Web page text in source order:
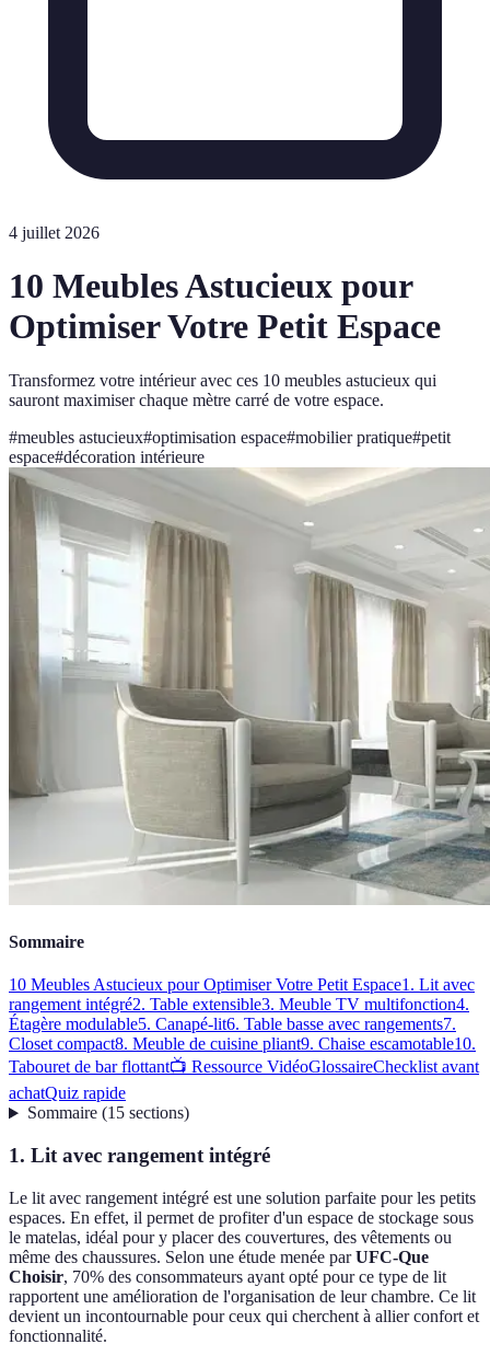
4 juillet 2026
10 Meubles Astucieux pour
Optimiser Votre Petit Espace
Transformez votre intérieur avec ces 10 meubles astucieux qui
sauront maximiser chaque mètre carré de votre espace.
#meubles astucieux#optimisation espace#mobilier pratique#petit
espace#décoration intérieure
Sommaire
10 Meubles Astucieux pour Optimiser Votre Petit Espace1. Lit avec
rangement intégré2. Table extensible3. Meuble TV multifonction4.
Étagère modulable5. Canapé-lit6. Table basse avec rangements7.
Closet compact8. Meuble de cuisine pliant9. Chaise escamotable10.
Tabouret de bar flottant📺 Ressource VidéoGlossaireChecklist avant
achatQuiz rapide
Sommaire(15 sections)
1. Lit avec rangement intégré
Le lit avec rangement intégré est une solution parfaite pour les petits
espaces. En effet, il permet de profiter d'un espace de stockage sous
le matelas, idéal pour y placer des couvertures, des vêtements ou
même des chaussures. Selon une étude menée parUFC-Que
Choisir, 70% des consommateurs ayant opté pour ce type de lit
rapportent une amélioration de l'organisation de leur chambre. Ce lit
devient un incontournable pour ceux qui cherchent à allier confort et
fonctionnalité.